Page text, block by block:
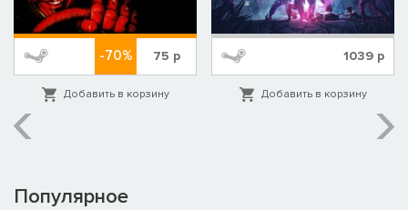
-70% 75 р
Добавить в корзину
1039 р
Добавить в корзину
Популярное